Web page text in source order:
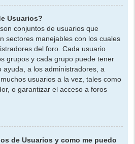
Usuarios?
conjuntos de usuarios que
sectores manejables con los cuales
del foro. Cada usuario
grupos y cada grupo puede tener
ayuda, a los administradores, a
usuarios a la vez, tales como
o garantizar el acceso a foros
de Usuarios y como me puedo